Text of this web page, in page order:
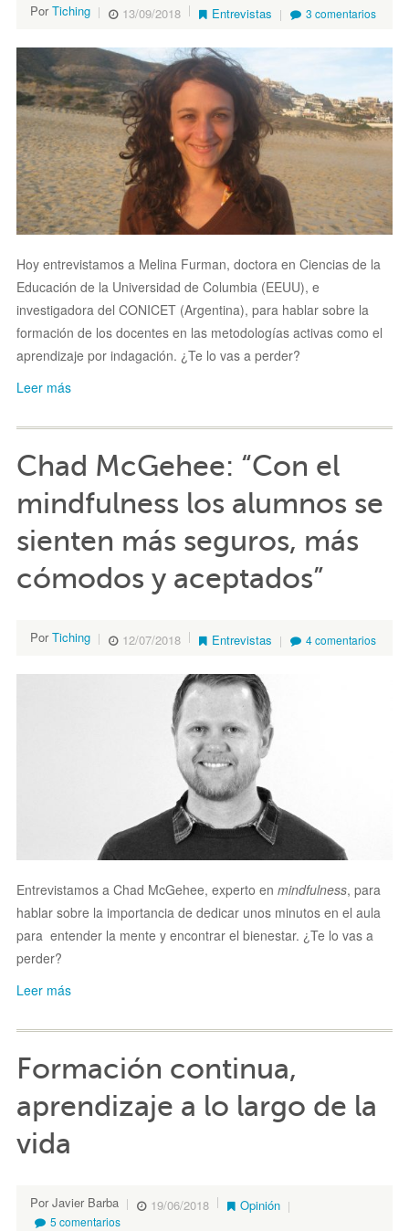
PorTiching 13/09/2018 Entrevistas 3 comentarios
Hoy entrevistamos a Melina Furman, doctora en Ciencias de la
Educación de la Universidad de Columbia (EEUU), e
investigadora del CONICET (Argentina), para hablar sobre la
formación de los docentes en las metodologías activas como el
aprendizaje por indagación. ¿Te lo vas a perder?
Leer más
Chad McGehee: “Con el
mindfulness los alumnos se
sienten más seguros, más
cómodos y aceptados”
PorTiching 12/07/2018 Entrevistas 4 comentarios
Entrevistamos a Chad McGehee, experto en mindfulness, para
hablar sobre la importancia de dedicar unos minutos en el aula
para entender la mente y encontrar el bienestar. ¿Te lo vas a
perder?
Leer más
Formación continua,
aprendizaje a lo largo de la
vida
Por Javier Barba 19/06/2018 Opinión
5 comentarios